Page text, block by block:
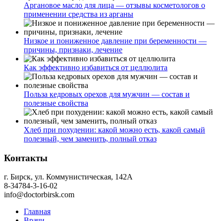
Аргановое масло для лица — отзывы косметологов о
применении средства из арганы
Низкое и пониженное давление при беременности —
причины, признаки, лечение
Как эффективно избавиться от целлюлита
Польза кедровых орехов для мужчин — состав и
полезные свойства
Хлеб при похудении: какой можно есть, какой самый
полезный, чем заменить, полный отказ
Контакты
г. Бирск, ул. Коммунистическая, 142А
8-34784-3-16-02
info@doctorbirsk.com
Главная